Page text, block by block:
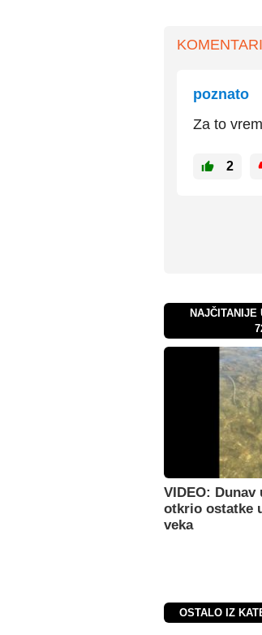
KOMENTARI
poznato
Za to
2
NAJČITANIJE
VIDEO: Dunav
otkrio ostatke
veka
OSTALO IZ